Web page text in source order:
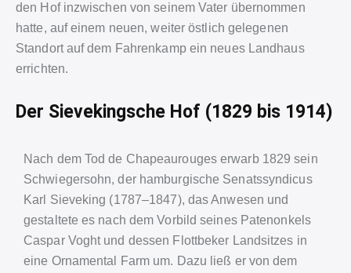
den Hof inzwischen von seinem Vater übernommen
hatte, auf einem neuen, weiter östlich gelegenen
Standort auf dem Fahrenkamp ein neues Landhaus
errichten.
Der Sievekingsche Hof (1829 bis 1914)
Nach dem Tod de Chapeaurouges erwarb 1829 sein
Schwiegersohn, der hamburgische Senatssyndicus
Karl Sieveking (1787–1847), das Anwesen und
gestaltete es nach dem Vorbild seines Patenonkels
Caspar Voght und dessen Flottbeker Landsitzes in
eine Ornamental Farm um. Dazu ließ er von dem